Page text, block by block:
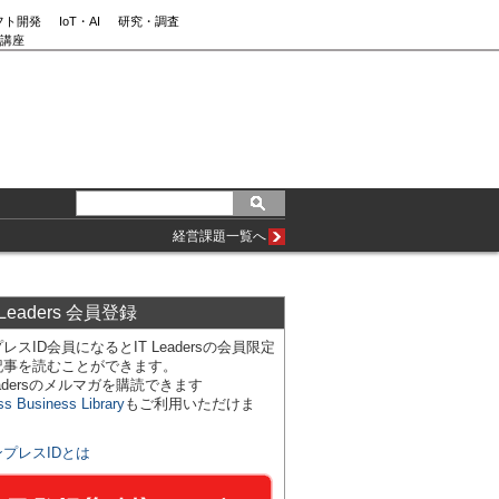
ト開発 IoT・AI
研究・調査
座
経営課題一覧へ
会員登録
スID会員になるとIT Leadersの会員限定
を読むことができます。
のメルマガを購読できます
Business Libraryもご利用いただけま
プレスIDとは